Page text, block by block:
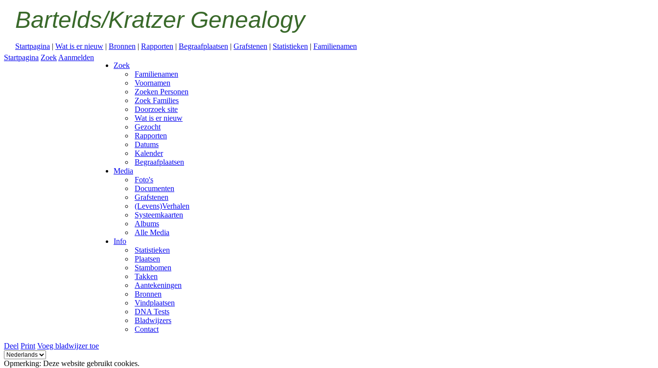
Bartelds/Kratzer Genealogy
Startpagina | Wat is er nieuw | Bronnen | Rapporten | Begraafplaatsen | Grafstenen | Statistieken | Familienamen
Startpagina Zoek Aanmelden
Zoek
Familienamen
Voornamen
Zoeken Personen
Zoek Families
Doorzoek site
Wat is er nieuw
Gezocht
Rapporten
Datums
Kalender
Begraafplaatsen
Media
Foto's
Documenten
Grafstenen
(Levens)Verhalen
Systeemkaarten
Albums
Alle Media
Info
Statistieken
Plaatsen
Stambomen
Takken
Aantekeningen
Bronnen
Vindplaatsen
DNA Tests
Bladwijzers
Contact
Deel Print Voeg bladwijzer toe
Opmerking: Deze website gebruikt cookies.